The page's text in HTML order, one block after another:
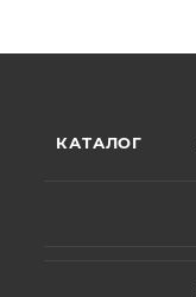
КАТАЛОГ